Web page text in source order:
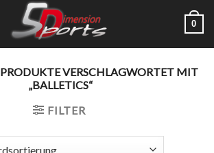
0
PRODUKTE VERSCHLAGWORTET MIT
„BALLETICS“
FILTER